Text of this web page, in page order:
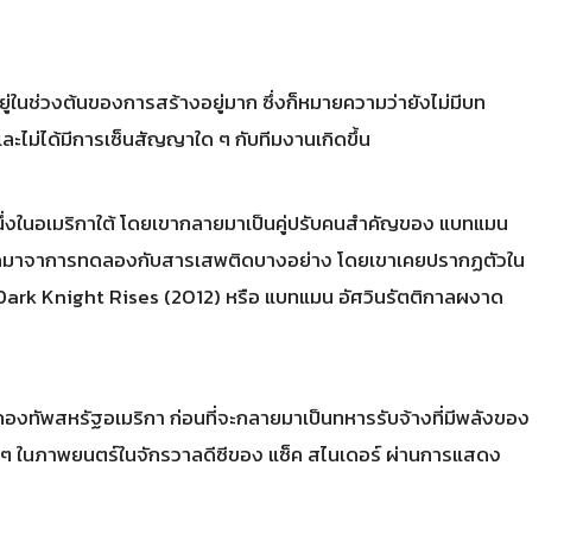
นช่วงต้นของการสร้างอยู่มาก ซึ่งก็หมายความว่ายังไม่มีบท
ะไม่ได้มีการเซ็นสัญญาใด ๆ กับทีมงานเกิดขึ้น
ในอเมริกาใต้ โดยเขากลายมาเป็นคู่ปรับคนสำคัญของ แบทแมน
จาการทดลองกับสารเสพติดบางอย่าง โดยเขาเคยปรากฏตัวใน
Knight Rises (2012) หรือ แบทแมน อัศวินรัตติกาลผงาด
งทัพสหรัฐอเมริกา ก่อนที่จะกลายมาเป็นทหารรับจ้างที่มีพลังของ
ในภาพยนตร์ในจักรวาลดีซีของ แซ็ค สไนเดอร์ ผ่านการแสดง